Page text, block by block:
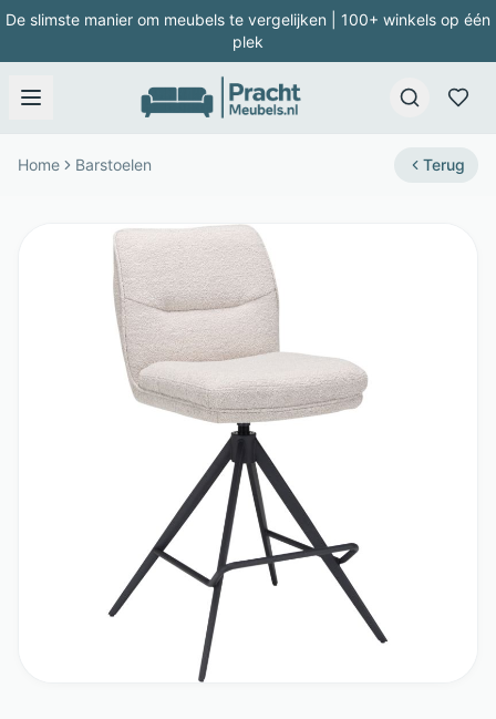
De slimste manier om meubels te vergelijken | 100+ winkels op één
plek
Home Barstoelen Terug